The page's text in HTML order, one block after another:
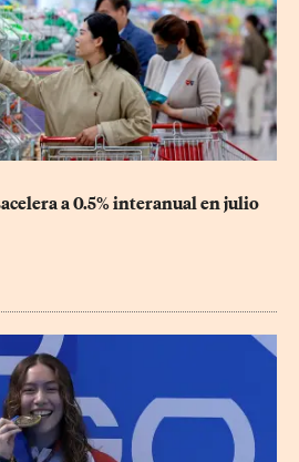
a 0.5% interanual en julio